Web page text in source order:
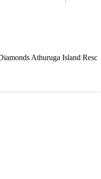
Athuruga Island